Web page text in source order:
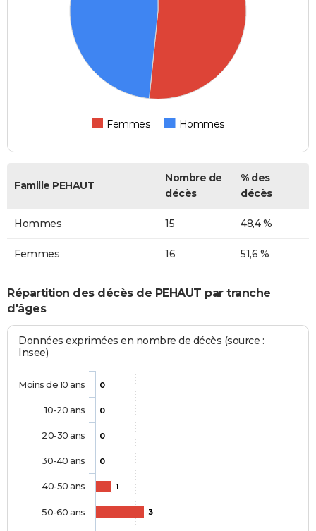
Femmes Hommes
Famille PEHAUT
Nombre de
décès
% des
décès
Hommes 15 48,4 %
Femmes 16 51,6 %
Répartition des décès de PEHAUT par tranche
d'âges
Données exprimées en nombre de décès (source :
Insee)
0
0
0
0
1
3
Moins de 10 ans
10-20 ans
20-30 ans
30-40 ans
40-50 ans
50-60 ans